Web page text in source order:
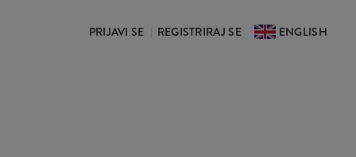
PRIJAVI SE REGISTRIRAJ SE ENGLISH